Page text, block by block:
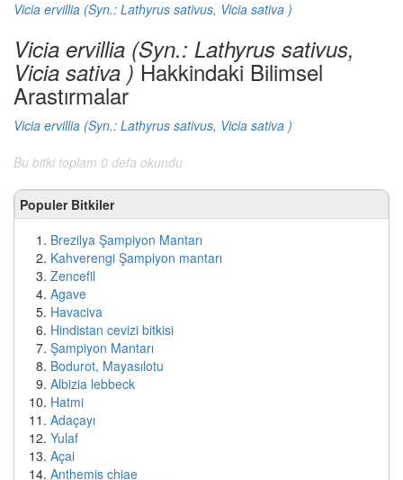
Vicia ervillia (Syn.: Lathyrus sativus, Vicia sativa )
Vicia ervillia (Syn.: Lathyrus sativus,
Vicia sativa )Hakkindaki Bilimsel
Arastırmalar
Vicia ervillia (Syn.: Lathyrus sativus, Vicia sativa )
Bu bitki toplam 0 defa okundu
Populer Bitkiler
Brezilya Şampiyon Mantarı
Kahverengi Şampiyon mantarı
Zencefil
Agave
Havaciva
Hindistan cevizi bitkisi
Şampiyon Mantarı
Bodurot, Mayasılotu
Albizia lebbeck
Hatmi
Adaçayı
Yulaf
Açai
Anthemis chiae